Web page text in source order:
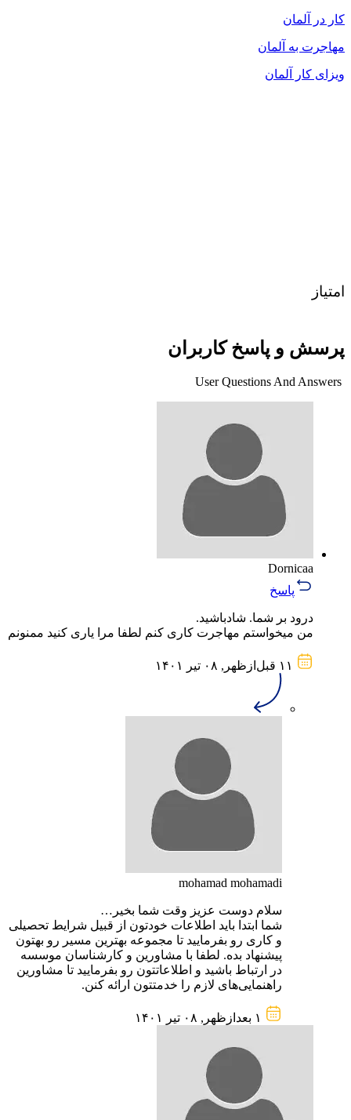
کار در آلمان
مهاجرت به آلمان
ویزای کار آلمان
امتیاز
پرسش و پاسخ کاربران
Dornicaa
پاسخ
درود بر شما. شادباشید.
من میخواستم مهاجرت کاری کنم لطفا مرا یاری کنید ممنونم
mohamad mohamadi
سلام دوست عزیز وقت شما بخیر…
شما ابتدا باید اطلاعات خودتون از قبیل شرایط تحصیلی
و کاری رو بفرمایید تا مجموعه بهترین مسیر رو بهتون
پیشنهاد بده. لطفا با مشاورین و کارشناسان موسسه
در ارتباط باشید و اطلاعاتتون رو بفرمایید تا مشاورین
راهنمایی‌های لازم را خدمتتون ارائه کنن.